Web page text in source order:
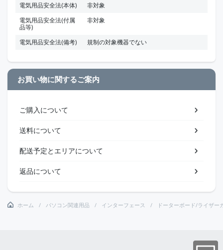
電気用品安全法(本体)
非対象
電気用品安全法(付属
品等)
非対象
電気用品安全法(備考) 規制の対象機器でない
お買い物に関するご案内
ご購入について
送料について
配送予定とエリアについて
返品について
ホーム パソコン関連用品 インターフェース ドーターボード/ライザー